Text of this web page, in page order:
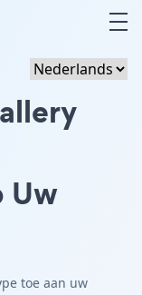
Uw
toe aan uw